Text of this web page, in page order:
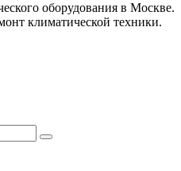
оборудования в Москве.
климатической техники.